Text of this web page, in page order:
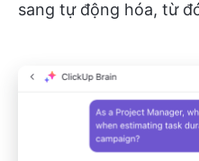
sang tự động hóa, từ